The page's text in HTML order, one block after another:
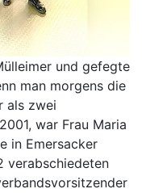
und gefegte
man morgens die
als zwei
war Frau Maria
in Emersacker
verabschiedeten